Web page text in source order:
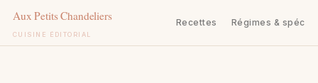
CUISINE ÉDITORIAL
Recettes Régimes &